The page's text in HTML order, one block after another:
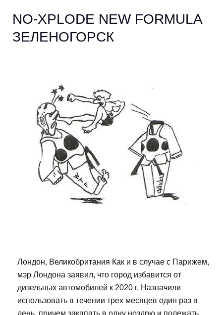
NO-XPLODE NEW FORMULA
ЗЕЛЕНОГОРСК
Лондон, Великобритания Как и в случае с Парижем,
мэр Лондона заявил, что город избавится от
дизельных автомобилей к 2020 г. Назначили
использовать в течении трех месяцев один раз в
день, причем закапать в одну ноздрю и полежать,